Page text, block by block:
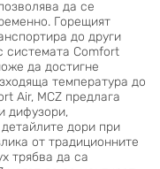
да се
Горещият
до други
системата Comfort
да достигне
температура до
Air, MCZ предлага
дифузори,
дори при
от традиционните
трябва да са